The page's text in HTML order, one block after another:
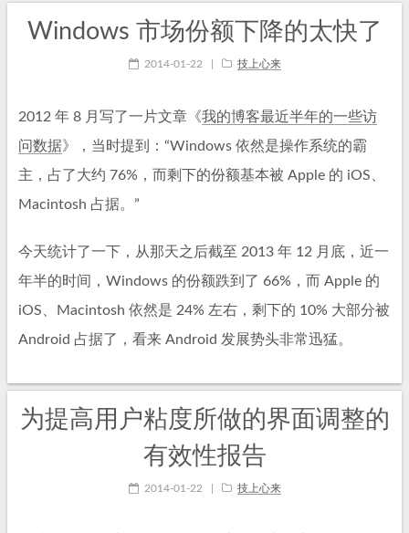
Windows 市场份额下降的太快了
2014-01-22 技上心来
2012 年 8 月写了一片文章《我的博客最近半年的一些访
问数据》，当时提到：“Windows 依然是操作系统的霸
主，占了大约 76%，而剩下的份额基本被 Apple 的 iOS、
Macintosh 占据。”
今天统计了一下，从那天之后截至 2013 年 12 月底，近一
年半的时间，Windows 的份额跌到了 66%，而 Apple 的
iOS、Macintosh 依然是 24% 左右，剩下的 10% 大部分被
Android 占据了，看来 Android 发展势头非常迅猛。
为提高用户粘度所做的界面调整的
有效性报告
2014-01-22 技上心来